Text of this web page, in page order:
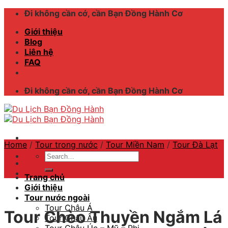
Skip
content
Đi không cần cớ, cần Bạn Đồng Hành Cơ
Giới thiệu
Blog
Liên hệ
FAQ
Đi không cần cớ, cần Bạn Đồng Hành Cơ
Search
Trang chủ
Giới thiệu
Tour nước ngoài
Tour Châu Á
Tour Châu Âu
Home / Tour trong nước / Tour Miền Nam / Tour Đà Lạt
Tour Chèo Thuyền Ngắm Lá